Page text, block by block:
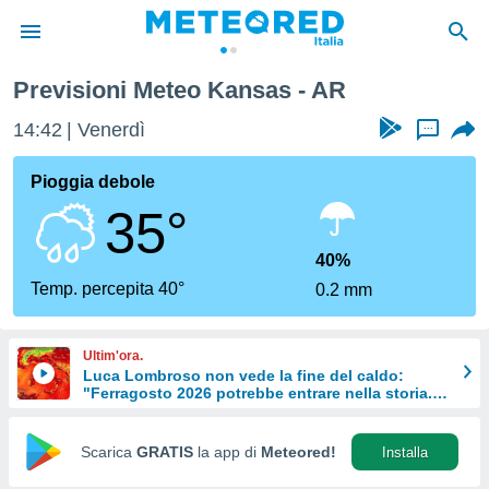
di
per
le
di
Web
Previsioni Meteo Kansas - AR
14:42 Venerdì ...
Pioggia debole
35°
Temp. percepita 40°
40%
0.2 mm
Ultim'ora.
Luca Lombroso non vede la fine del caldo:
"Ferragosto 2026 potrebbe entrare nella storia.
Scarica GRATIS la app di Meteored! Installa